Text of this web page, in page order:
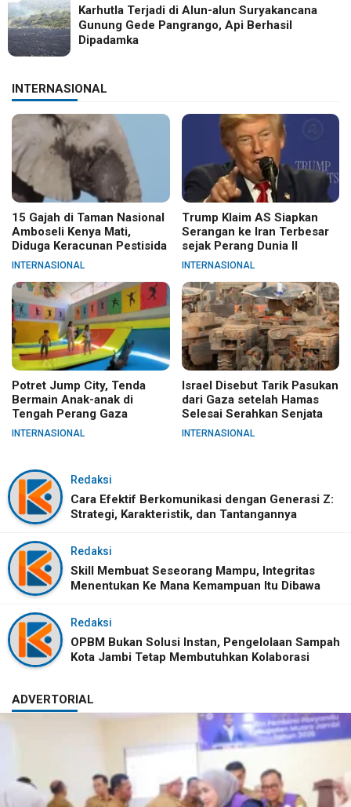
Karhutla Terjadi di Alun-alun Suryakancana
Gunung Gede Pangrango, Api Berhasil
Dipadamka
INTERNASIONAL
15 Gajah di Taman Nasional
Amboseli Kenya Mati,
Diduga Keracunan Pestisida
INTERNASIONAL
Trump Klaim AS Siapkan
Serangan ke Iran Terbesar
sejak Perang Dunia II
INTERNASIONAL
Potret Jump City, Tenda
Bermain Anak-anak di
Tengah Perang Gaza
INTERNASIONAL
Israel Disebut Tarik Pasukan
dari Gaza setelah Hamas
Selesai Serahkan Senjata
INTERNASIONAL
Redaksi
Cara Efektif Berkomunikasi dengan Generasi Z:
Strategi, Karakteristik, dan Tantangannya
Redaksi
Skill Membuat Seseorang Mampu, Integritas
Menentukan Ke Mana Kemampuan Itu Dibawa
Redaksi
OPBM Bukan Solusi Instan, Pengelolaan Sampah
Kota Jambi Tetap Membutuhkan Kolaborasi
ADVERTORIAL